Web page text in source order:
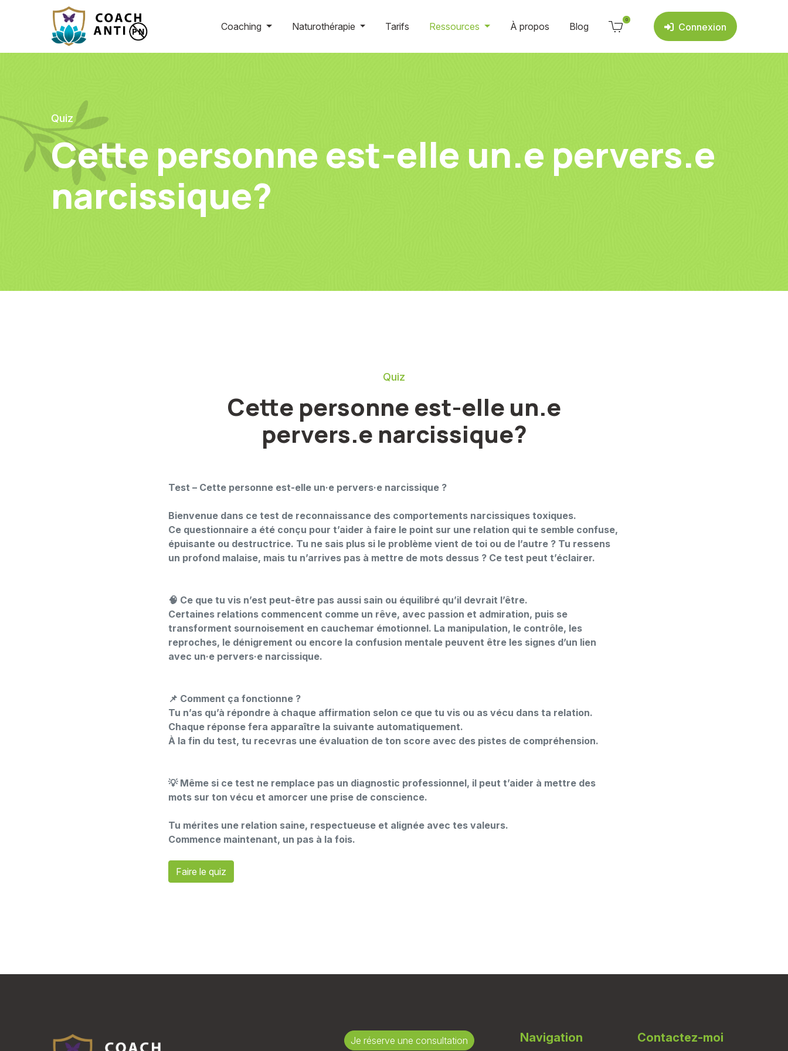
Coaching Naturothérapie Tarifs Ressources À propos Blog
0
Connexion
Quiz
Cette personne est-elle un.e pervers.e
narcissique?
Quiz
Cette personne est-elle un.e
pervers.e narcissique?
Test – Cette personne est-elle un·e pervers·e narcissique ?
Bienvenue dans ce test de reconnaissance des comportements narcissiques toxiques.
Ce questionnaire a été conçu pour t’aider à faire le point sur une relation qui te semble confuse,
épuisante ou destructrice. Tu ne sais plus si le problème vient de toi ou de l’autre ? Tu ressens
un profond malaise, mais tu n’arrives pas à mettre de mots dessus ? Ce test peut t’éclairer.
🧠 Ce que tu vis n’est peut-être pas aussi sain ou équilibré qu’il devrait l’être.
Certaines relations commencent comme un rêve, avec passion et admiration, puis se
transforment sournoisement en cauchemar émotionnel. La manipulation, le contrôle, les
reproches, le dénigrement ou encore la confusion mentale peuvent être les signes d’un lien
avec un·e pervers·e narcissique.
📌 Comment ça fonctionne ?
Tu n’as qu’à répondre à chaque affirmation selon ce que tu vis ou as vécu dans ta relation.
Chaque réponse fera apparaître la suivante automatiquement.
À la fin du test, tu recevras une évaluation de ton score avec des pistes de compréhension.
💡 Même si ce test ne remplace pas un diagnostic professionnel, il peut t’aider à mettre des
mots sur ton vécu et amorcer une prise de conscience.
Tu mérites une relation saine, respectueuse et alignée avec tes valeurs.
Commence maintenant, un pas à la fois.
Faire le quiz
Je réserve une consultation Navigation Contactez-moi